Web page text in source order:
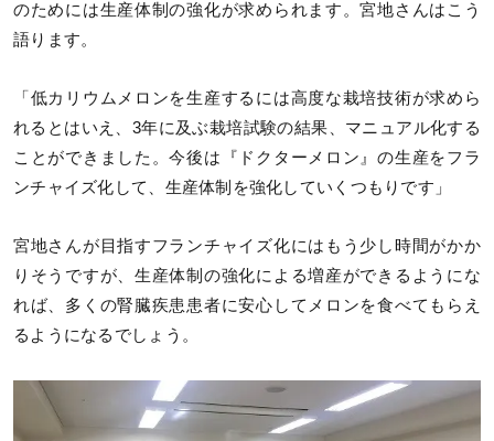
のためには生産体制の強化が求められます。宮地さんはこう
語ります。
「低カリウムメロンを生産するには高度な栽培技術が求めら
れるとはいえ、3年に及ぶ栽培試験の結果、マニュアル化する
ことができました。今後は『ドクターメロン』の生産をフラ
ンチャイズ化して、生産体制を強化していくつもりです」
宮地さんが目指すフランチャイズ化にはもう少し時間がかか
りそうですが、生産体制の強化による増産ができるようにな
れば、多くの腎臓疾患患者に安心してメロンを食べてもらえ
るようになるでしょう。